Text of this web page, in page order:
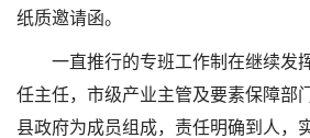
纸质邀请函。
一直推行的专班工作制在继续发
任主任，市级产业主管及要素保障部
县政府为成员组成，责任明确到人，